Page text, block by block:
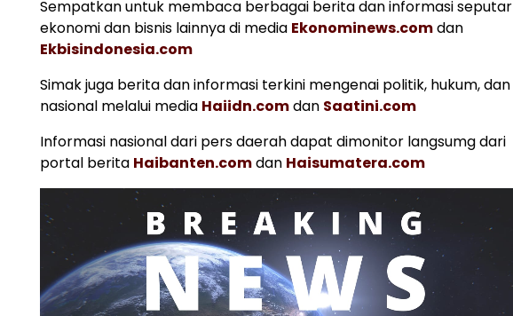
Sempatkan untuk membaca berbagai berita dan informasi seputar
ekonomi dan bisnis lainnya di media Ekonominews.comdan
Ekbisindonesia.com
Simak juga berita dan informasi terkini mengenai politik, hukum, dan
nasional melalui media Haiidn.comdan Saatini.com
Informasi nasional dari pers daerah dapat dimonitor langsumg dari
portal berita Haibanten.comdan Haisumatera.com